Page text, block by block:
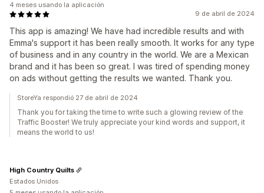
9 de abril de 2024
This app is amazing! We have had incredible results and with
Emma's support it has been really smooth. It works for any type
of business and in any country in the world. We are a Mexican
brand and it has been so great. I was tired of spending money
on ads without getting the results we wanted. Thank you.
4 meses usando la aplicación
StoreYa respondió 27 de abril de 2024
Thank you for taking the time to write such a glowing review of the
Traffic Booster! We truly appreciate your kind words and support, it
means the world to us!
High Country Quilts
Estados Unidos